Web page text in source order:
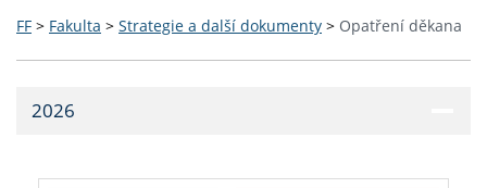
FF > Fakulta > Strategie a další dokumenty > Opatření děkana
2026